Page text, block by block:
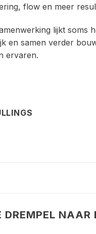
flow en meer
lijkt soms
en samen verder
ervaren.
DREMPEL NAAR